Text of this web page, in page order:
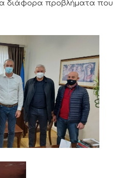
διάφορα προβλήματα που